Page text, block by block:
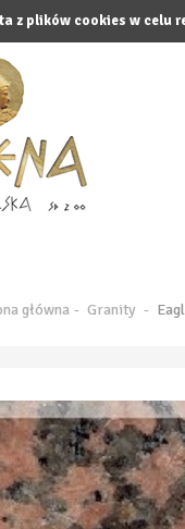
z plików cookies w celu
główna - Granity -